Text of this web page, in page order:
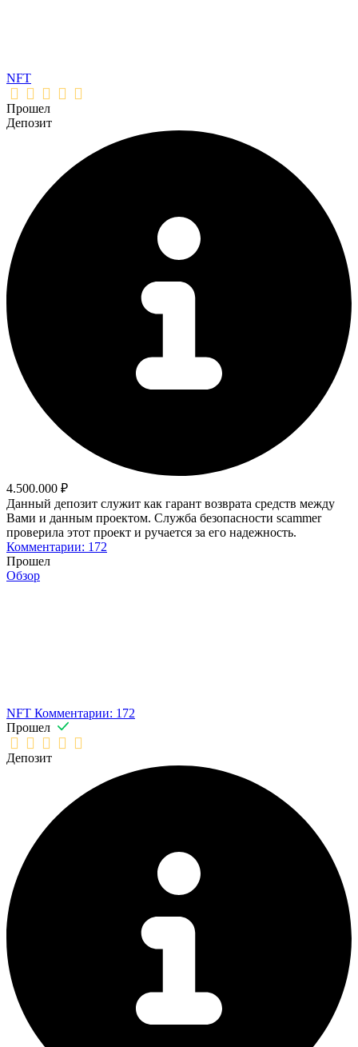
NFT
Прошел
Депозит
4.500.000 ₽
Данный депозит служит как гарант возврата средств между
Вами и данным проектом. Служба безопасности scammer
проверила этот проект и ручается за его надежность.
Комментарии: 172
Прошел
Обзор
NFT Комментарии: 172
Прошел
Депозит